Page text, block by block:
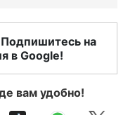
Подпишитесь на
в Google!
вам удобно!